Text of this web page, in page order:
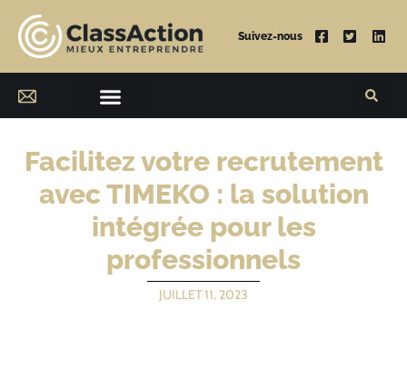
Suivez-nous
Facilitez votre recrutement
avec TIMEKO : la solution
intégrée pour les
professionnels
JUILLET 11, 2023